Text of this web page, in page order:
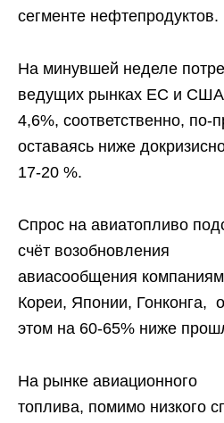
сегменте нефтепродуктов.
На минувшей неделе
ведущих рынках ЕС и США
4,6%, соответственно, по-
оставаясь ниже
17-20 %.
Спрос на авиатопливо
счёт возобновления
авиасообщения
Кореи, Японии, Гонконга,
этом на 60-65% ниже
На рынке авиационного
топлива, помимо низкого